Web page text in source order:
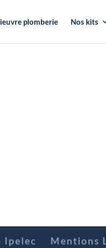
plomberie Nos kits
Ipelec Mentions